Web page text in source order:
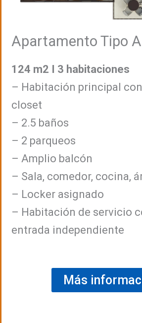
Apartamento Tipo A
124 m2 I 3 habitaciones
– Habitación principal
closet
– 2.5 baños
– 2 parqueos
– Amplio balcón
– Sala, comedor, cocina,
– Locker asignado
– Habitación de servicio
entrada independiente
Más